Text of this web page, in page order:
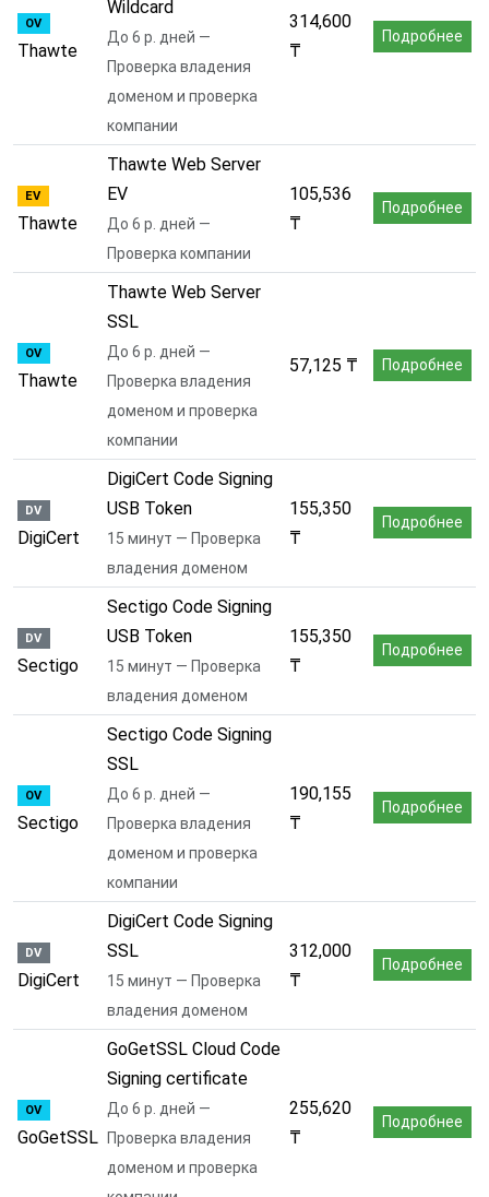
OV
Thawte
Wildcard
До 6 р. дней —
Проверка владения
доменом и проверка
компании
314,600
₸
Подробнее
EV
Thawte
Thawte Web Server
EV
До 6 р. дней —
Проверка компании
105,536
₸
Подробнее
OV
Thawte
Thawte Web Server
SSL
До 6 р. дней —
Проверка владения
доменом и проверка
компании
57,125 ₸ Подробнее
DV
DigiCert
DigiCert Code Signing
USB Token
15 минут — Проверка
владения доменом
155,350
₸
Подробнее
DV
Sectigo
Sectigo Code Signing
USB Token
15 минут — Проверка
владения доменом
155,350
₸
Подробнее
OV
Sectigo
Sectigo Code Signing
SSL
До 6 р. дней —
Проверка владения
доменом и проверка
компании
190,155
₸
Подробнее
DV
DigiCert
DigiCert Code Signing
SSL
15 минут — Проверка
владения доменом
312,000
₸
Подробнее
OV
GoGetSSL
GoGetSSL Cloud Code
Signing certificate
До 6 р. дней —
Проверка владения
доменом и проверка
255,620
₸
Подробнее